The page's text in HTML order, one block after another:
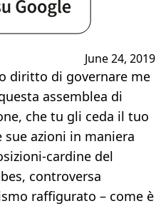
June 24, 2019
diritto di governare me
assemblea di
che tu gli ceda il tuo
azioni in maniera
cardine del
controversa
raffigurato – come è